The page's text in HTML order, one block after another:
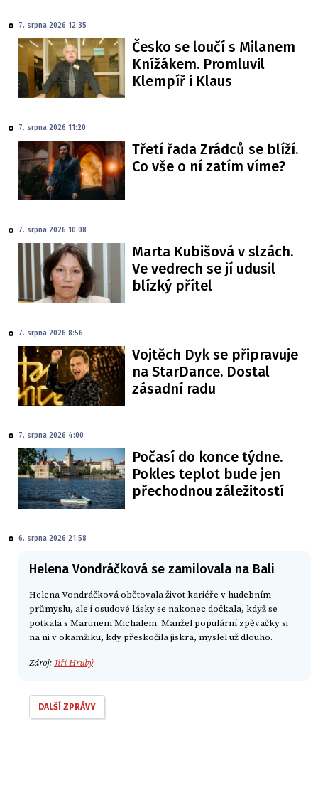
7. srpna 2026 12:35
Česko se loučí s Milanem
Knížákem. Promluvil
Klempíř i Klaus
7. srpna 2026 11:20
Třetí řada Zrádců se blíží.
Co vše o ní zatím víme?
7. srpna 2026 10:08
Marta Kubišová v slzách.
Ve vedrech se jí udusil
blízký přítel
7. srpna 2026 8:56
Vojtěch Dyk se připravuje
na StarDance. Dostal
zásadní radu
7. srpna 2026 4:00
Počasí do konce týdne.
Pokles teplot bude jen
přechodnou záležitostí
6. srpna 2026 21:58
Helena Vondráčková se zamilovala na Bali
Helena Vondráčková obětovala život kariéře v hudebním
průmyslu, ale i osudové lásky se nakonec dočkala, když se
potkala s Martinem Michalem. Manžel populární zpěvačky si
na ni v okamžiku, kdy přeskočila jiskra, myslel už dlouho.
Zdroj: Jiří Hrubý
DALŠÍ ZPRÁVY